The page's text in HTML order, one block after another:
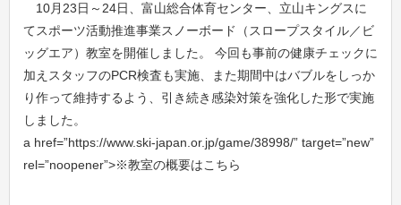
10月23日～24日、富山総合体育センター、立山キングスに
てスポーツ活動推進事業スノーボード（スロープスタイル／ビ
ッグエア）教室を開催しました。 今回も事前の健康チェックに
加えスタッフのPCR検査も実施、また期間中はバブルをしっか
り作って維持するよう、引き続き感染対策を強化した形で実施
しました。
a href=”https://www.ski-japan.or.jp/game/38998/” target=”new”
rel=”noopener”>※教室の概要はこちら